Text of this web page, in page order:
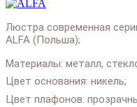
Люстра современная
ALFA (Польша);
Материалы: металл,
Цвет основания: никель;
Цвет плафонов: